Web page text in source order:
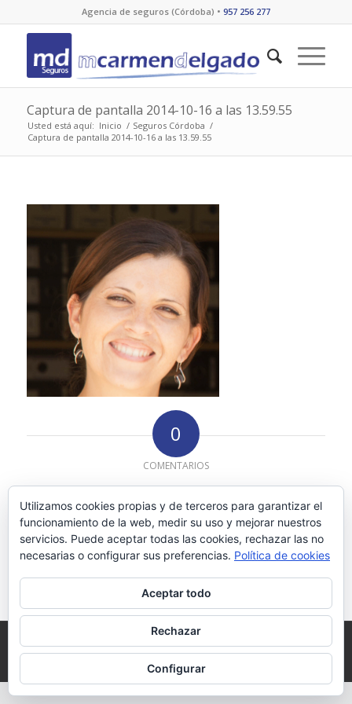
Agencia de seguros (Córdoba) • 957 256 277
Captura de pantalla 2014-10-16 a las 13.59.55
Usted está aquí: Inicio / Seguros Córdoba /
Captura de pantalla 2014-10-16 a las 13.59.55
0
COMENTARIOS
¿Quieres unirte a la conversación?
Siéntete libre de contribuir!
Debes estar conectado para dejar un comentario.
Contacto
Utilizamos cookies propias y de terceros para garantizar el
funcionamiento de la web, medir su uso y mejorar nuestros
servicios. Puede aceptar todas las cookies, rechazar las no
necesarias o configurar sus preferencias. Política de cookies
Aceptar todo
Rechazar
Configurar